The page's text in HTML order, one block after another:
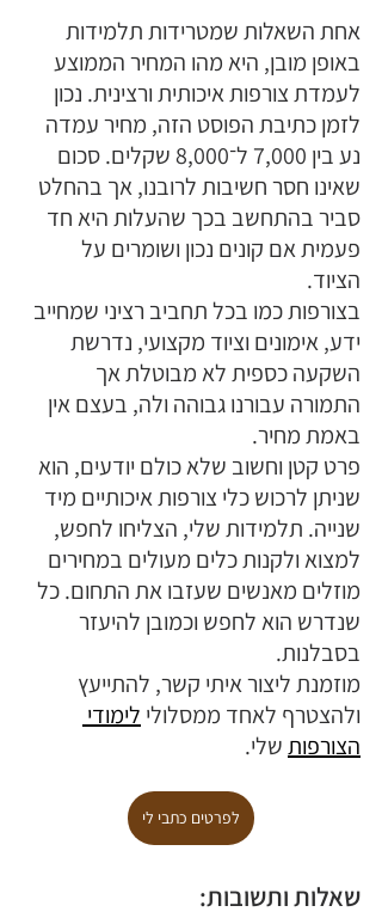
אחת השאלות שמטרידות תלמידות
באופן מובן, היא מהו המחיר הממוצע
לעמדת צורפות איכותית ורצינית. נכון
לזמן כתיבת הפוסט הזה, מחיר עמדה
נע בין 7,000 ל־8,000 שקלים. סכום
שאינו חסר חשיבות לרובנו, אך בהחלט
סביר בהתחשב בכך שהעלות היא חד
פעמית אם קונים נכון ושומרים על
הציוד.
בצורפות כמו בכל תחביב רציני שמחייב
ידע, אימונים וציוד מקצועי, נדרשת
השקעה כספית לא מבוטלת אך
התמורה עבורנו גבוהה ולה, בעצם אין
באמת מחיר.
פרט קטן וחשוב שלא כולם יודעים, הוא
שניתן לרכוש כלי צורפות איכותיים מיד
שנייה. תלמידות שלי, הצליחו לחפש,
למצוא ולקנות כלים מעולים במחירים
מוזלים מאנשים שעזבו את התחום. כל
שנדרש הוא לחפש וכמובן להיעזר
בסבלנות.
מוזמנת ליצור איתי קשר, להתייעץ
ולהצטרף לאחד ממסלולי לימודי
הצורפות שלי.
לפרטים כתבי לי
שאלות ותשובות: